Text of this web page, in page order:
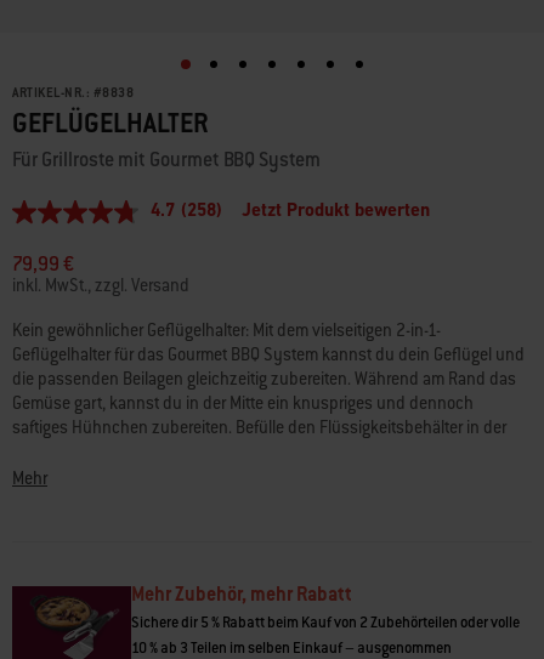
ARTIKEL-NR.: #8838
GEFLÜGELHALTER
Für Grillroste mit Gourmet BBQ System
4.7
5
Sternen,
Durchschnittswert
der
Bewertung.
Read
258
Reviews.
Link
auf
Seite.
4.7 (258) Jetzt Produkt bewerten
79,99 €
inkl. MwSt., zzgl. Versand
Kein gewöhnlicher Geflügelhalter: Mit dem vielseitigen 2-in-1-
Geflügelhalter für das Gourmet BBQ System kannst du dein Geflügel und
die passenden Beilagen gleichzeitig zubereiten. Während am Rand das
Gemüse gart, kannst du in der Mitte ein knuspriges und dennoch
saftiges Hühnchen zubereiten. Befülle den Flüssigkeitsbehälter in der
und verwende den gesamten Einsatz für Gemüse oder Beilagen.
Mehr
Mehr Zubehör, mehr Rabatt
Sichere dir 5 % Rabatt beim Kauf von 2 Zubehörteilen oder volle
10 % ab 3 Teilen im selben Einkauf – ausgenommen